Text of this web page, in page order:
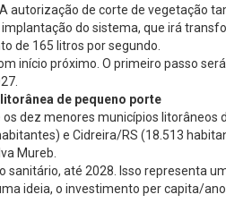
autorização de corte de vegetação
do sistema, que irá
de 165 litros por segundo.
início próximo. O primeiro passo
de pequeno porte
dez menores municípios
e Cidreira/RS (18.513
Mureb.
até 2028. Isso representa
ideia, o investimento per capita/